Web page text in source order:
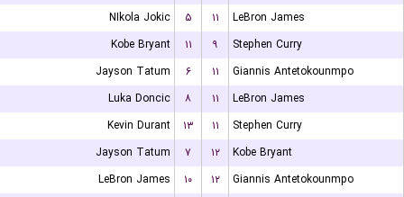
NIkola Jokic
۵ ۱۱
LeBron James
Kobe Bryant
۱۱ ۹
Stephen Curry
Jayson Tatum
۶ ۱۱
Giannis Antetokounmpo
Luka Doncic
۸ ۱۱
LeBron James
Kevin Durant
۱۳ ۱۱
Stephen Curry
Jayson Tatum
۷ ۱۲
Kobe Bryant
LeBron James
۱۰ ۱۲
Giannis Antetokounmpo